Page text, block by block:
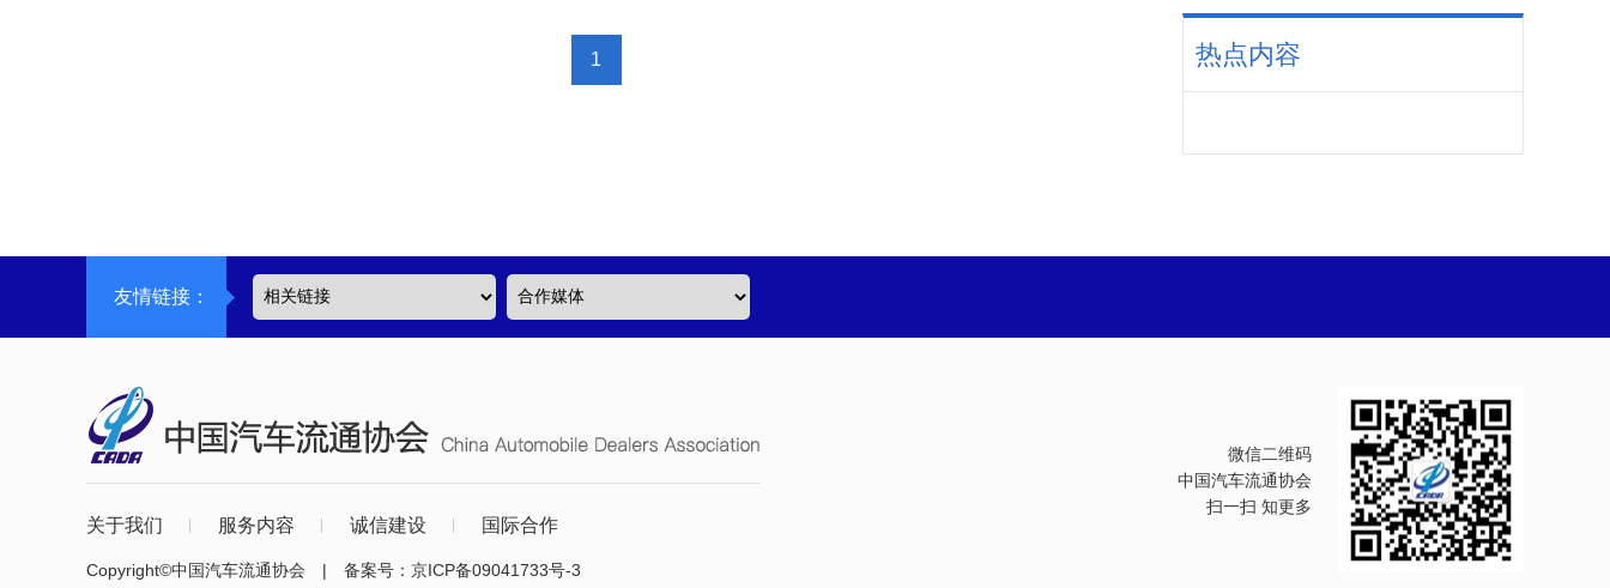
1 热点内容
友情链接：
关于我们 服务内容 诚信建设 国际合作
Copyright©中国汽车流通协会 | 备案号： 京ICP备09041733号-3
微信二维码
中国汽车流通协会
扫一扫 知更多